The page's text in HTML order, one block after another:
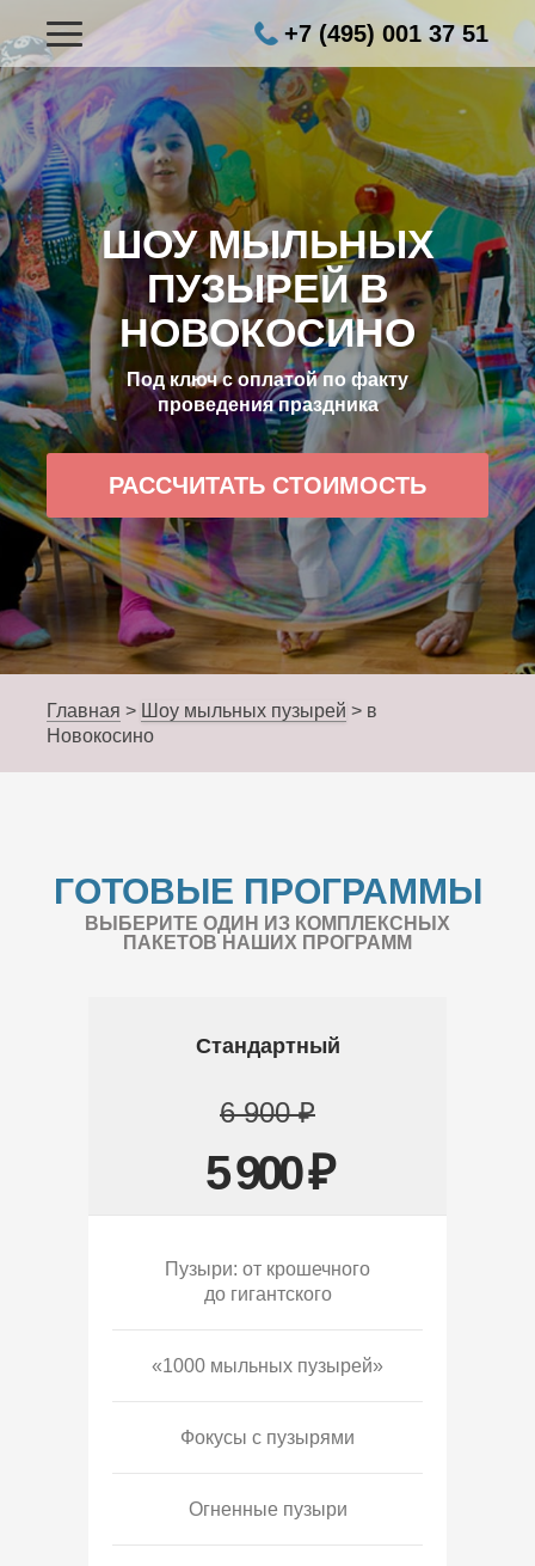
+7 (495) 001 37 51
ШОУ МЫЛЬНЫХ
ПУЗЫРЕЙ В
НОВОКОСИНО
Под ключ с оплатой по факту
проведения праздника
РАССЧИТАТЬ СТОИМОСТЬ
Главная > Шоу мыльных пузырей > в
Новокосино
ГОТОВЫЕ ПРОГРАММЫ
ВЫБЕРИТЕ ОДИН ИЗ КОМПЛЕКСНЫХ
ПАКЕТОВ НАШИХ ПРОГРАММ
Стандартный
6 900 ₽
5 900 ₽
Пузыри: от крошечного
до гигантского
«1000 мыльных пузырей»
Фокусы с пузырями
Огненные пузыри